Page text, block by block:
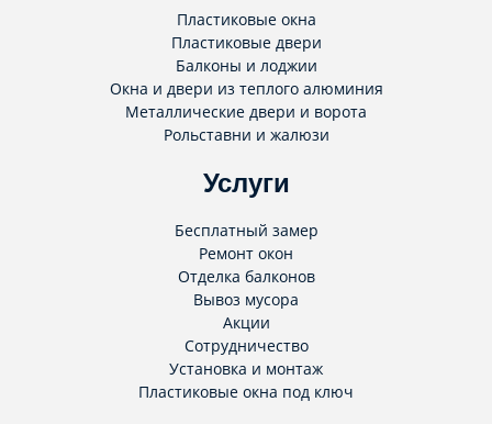
Пластиковые окна
Пластиковые двери
Балконы и лоджии
Окна и двери из теплого алюминия
Металлические двери и ворота
Рольставни и жалюзи
Услуги
Бесплатный замер
Ремонт окон
Отделка балконов
Вывоз мусора
Акции
Сотрудничество
Установка и монтаж
Пластиковые окна под ключ